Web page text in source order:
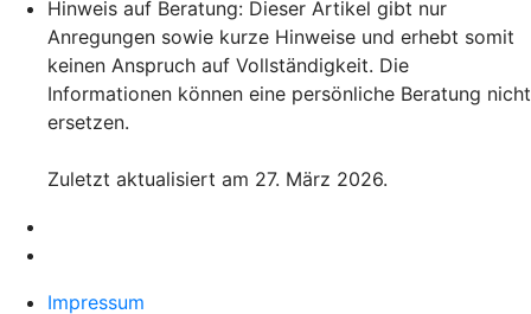
Hinweis auf Beratung: Dieser Artikel gibt nur
Anregungen sowie kurze Hinweise und erhebt somit
keinen Anspruch auf Vollständigkeit. Die
Informationen können eine persönliche Beratung nicht
ersetzen.
Zuletzt aktualisiert am 27. März 2026.
Impressum